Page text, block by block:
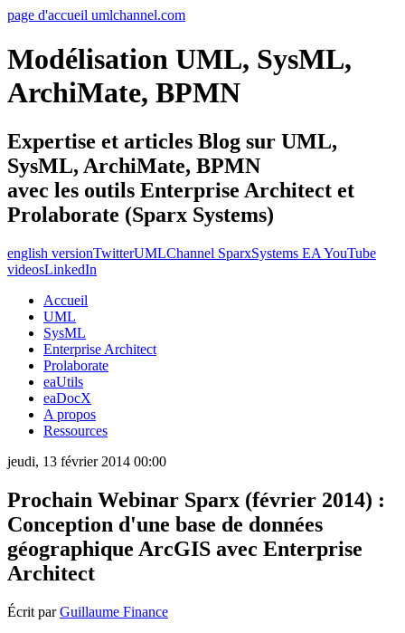
page d'accueil umlchannel.com
Modélisation UML, SysML,
ArchiMate, BPMN
Expertise et articles Blog sur UML,
SysML, ArchiMate, BPMN
avec les outils Enterprise Architect et
Prolaborate (Sparx Systems)
english versionTwitterUMLChannel SparxSystems EA YouTube
videosLinkedIn
Accueil
UML
SysML
Enterprise Architect
Prolaborate
eaUtils
eaDocX
A propos
Ressources
jeudi, 13 février 2014 00:00
Prochain Webinar Sparx (février 2014) :
Conception d'une base de données
géographique ArcGIS avec Enterprise
Architect
Écrit parGuillaume Finance